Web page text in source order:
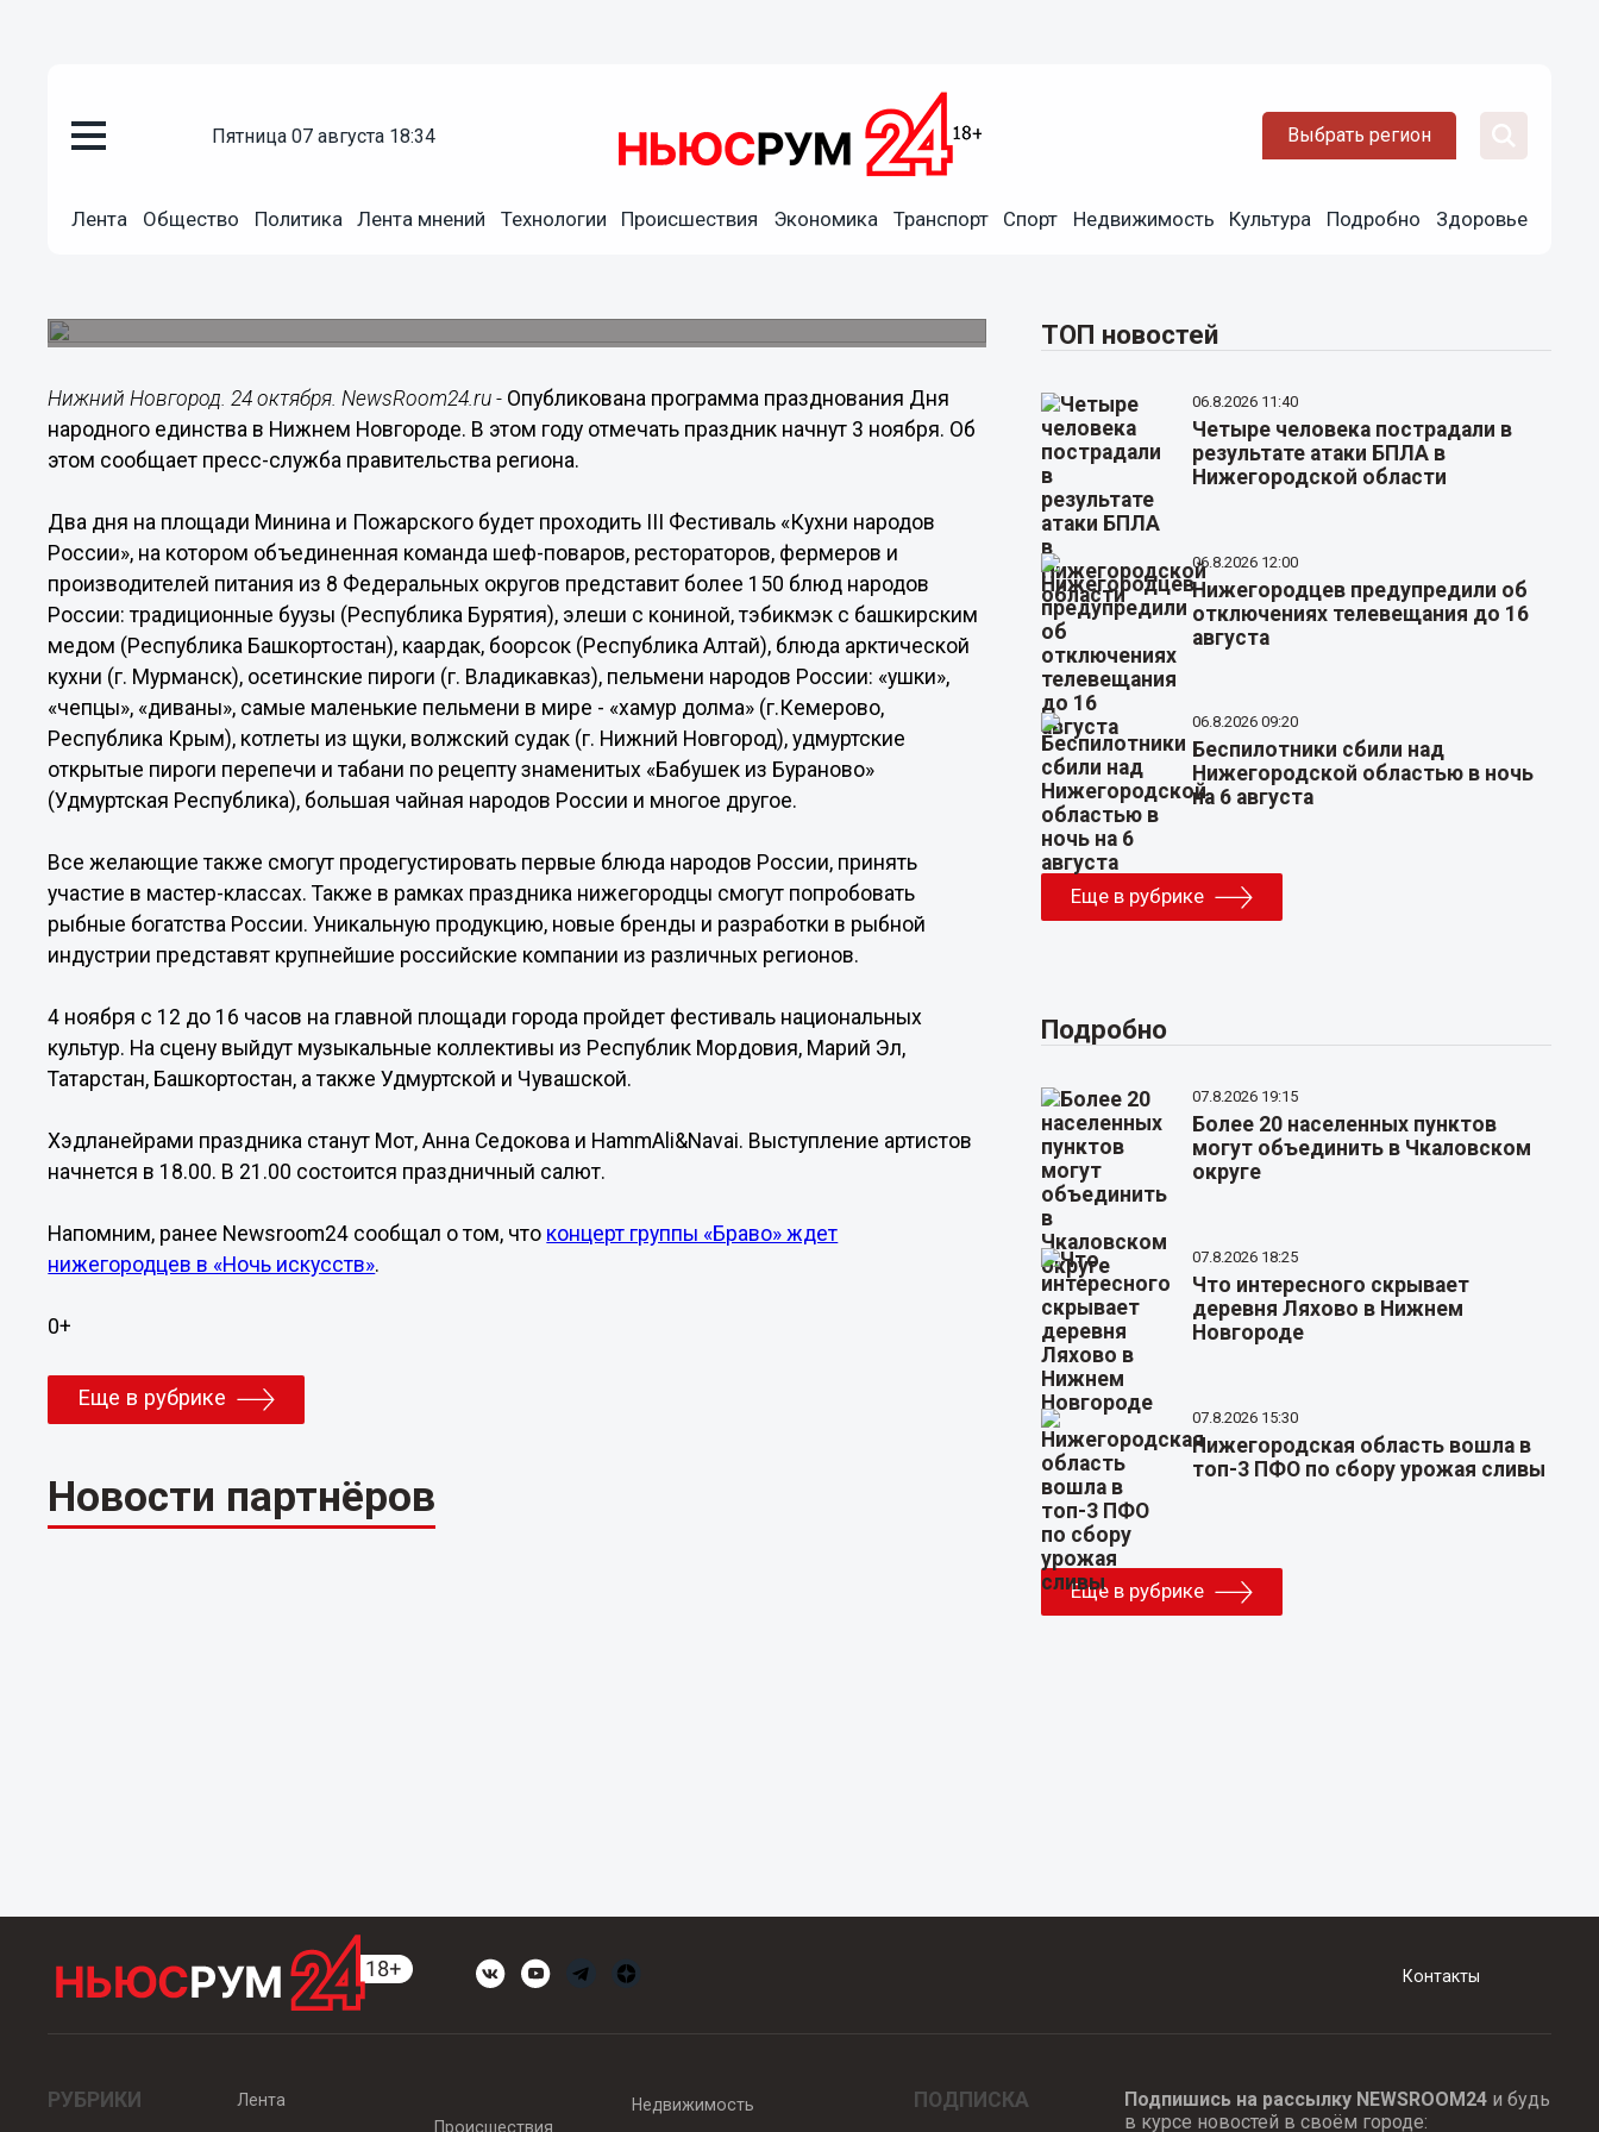
пятница 07 августа 18:34 Выбрать регион
Лента Общество Политика Лента мнений Технологии Происшествия Экономика Транспорт Спорт Недвижимость Культура Подробно Здоровье
Стало известно, какие звезды выступят 4 ноября в
Нижний Новгород. 24 октября. NewsRoom24.ru - Опубликована программа празднования Дня
народного единства в Нижнем Новгороде. В этом году отмечать праздник начнут 3 ноября. Об
этом сообщает пресс-служба правительства региона.
Два дня на площади Минина и Пожарского будет проходить III Фестиваль «Кухни народов
России», на котором объединенная команда шеф-поваров, рестораторов, фермеров и
производителей питания из 8 Федеральных округов представит более 150 блюд народов
России: традиционные буузы (Республика Бурятия), элеши с кониной, тэбикмэк с башкирским
медом (Республика Башкортостан), каардак, боорсок (Республика Алтай), блюда арктической
кухни (г. Мурманск), осетинские пироги (г. Владикавказ), пельмени народов России: «ушки»,
«чепцы», «диваны», самые маленькие пельмени в мире - «хамур долма» (г.Кемерово,
Республика Крым), котлеты из щуки, волжский судак (г. Нижний Новгород), удмуртские
открытые пироги перепечи и табани по рецепту знаменитых «Бабушек из Бураново»
(Удмуртская Республика), большая чайная народов России и многое другое.
Все желающие также смогут продегустировать первые блюда народов России, принять
участие в мастер-классах. Также в рамках праздника нижегородцы смогут попробовать
рыбные богатства России. Уникальную продукцию, новые бренды и разработки в рыбной
индустрии представят крупнейшие российские компании из различных регионов.
4 ноября с 12 до 16 часов на главной площади города пройдет фестиваль национальных
культур. На сцену выйдут музыкальные коллективы из Республик Мордовия, Марий Эл,
Татарстан, Башкортостан, а также Удмуртской и Чувашской.
Хэдланейрами праздника станут Мот, Анна Седокова и HammAli&Navai. Выступление артистов
начнется в 18.00. В 21.00 состоится праздничный салют.
Напомним, ранее Newsroom24 сообщал о том, что концерт группы «Браво» ждет
нижегородцев в «Ночь искусств».
0+
Еще в рубрике
Новости партнёров
ТОП новостей
06.8.2026 11:40
Четыре человека пострадали в
результате атаки БПЛА в
Нижегородской области
06.8.2026 12:00
Нижегородцев предупредили об
отключениях телевещания до 16
августа
06.8.2026 09:20
Беспилотники сбили над
Нижегородской областью в ночь
на 6 августа
Еще в рубрике
Подробно
07.8.2026 19:15
Более 20 населенных пунктов
могут объединить в Чкаловском
округе
07.8.2026 18:25
Что интересного скрывает
деревня Ляхово в Нижнем
Новгороде
07.8.2026 15:30
Нижегородская область вошла в
топ-3 ПФО по сбору урожая сливы
Еще в рубрике
Контакты
РУБРИКИ
Лента
Происшествия
Недвижимость ПОДПИСКА Подпишись на рассылку NEWSROOM24и будь
в курсе новостей в своём городе: